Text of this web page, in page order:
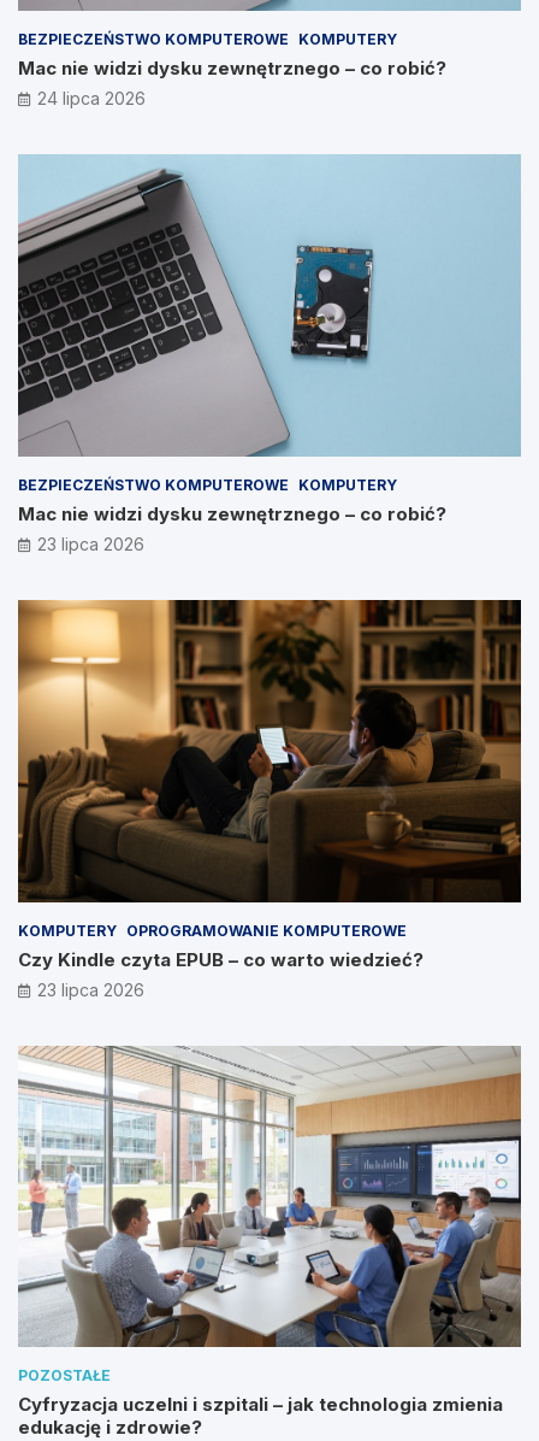
BEZPIECZEŃSTWO KOMPUTEROWE KOMPUTERY
Mac nie widzi dysku zewnętrznego – co robić?
24 lipca 2026
BEZPIECZEŃSTWO KOMPUTEROWE KOMPUTERY
Mac nie widzi dysku zewnętrznego – co robić?
23 lipca 2026
KOMPUTERY OPROGRAMOWANIE KOMPUTEROWE
Czy Kindle czyta EPUB – co warto wiedzieć?
23 lipca 2026
POZOSTAŁE
Cyfryzacja uczelni i szpitali – jak technologia zmienia
edukację i zdrowie?